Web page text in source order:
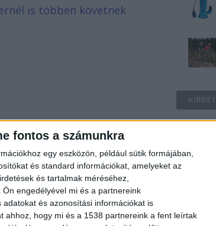
fontos a számunkra
egy eszközön, például sütik formájában,
és standard információkat, amelyeket az
és tartalmak méréséhez,
Ön engedélyével mi és a partnereink
és azonosítási információkat is
ahhoz, hogy mi és a 1538 partnereink a fent leírtak
is többen követnek